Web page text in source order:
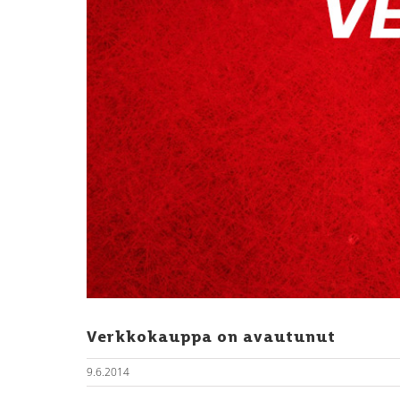
Verkkokauppa on avautunut
9.6.2014